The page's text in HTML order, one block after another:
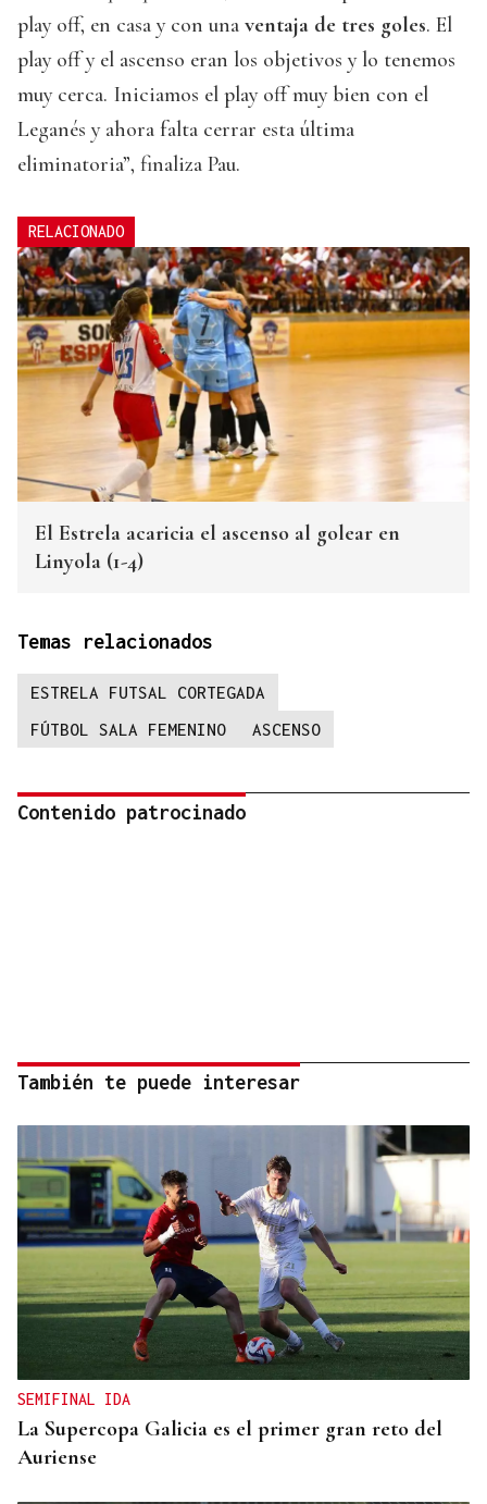
play off, en casa y con una ventaja de tres goles. El
play off y el ascenso eran los objetivos y lo tenemos
muy cerca. Iniciamos el play off muy bien con el
Leganés y ahora falta cerrar esta última
eliminatoria”, finaliza Pau.
RELACIONADO
El Estrela acaricia el ascenso al golear en
Linyola (1-4)
Temas relacionados
ESTRELA FUTSAL CORTEGADA
FÚTBOL SALA FEMENINO
ASCENSO
Contenido patrocinado
También te puede interesar
SEMIFINAL IDA
La Supercopa Galicia es el primer gran reto del
Auriense